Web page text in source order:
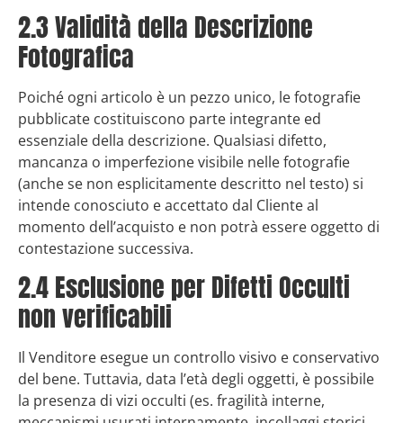
2.3 Validità della Descrizione
Fotografica
Poiché ogni articolo è un pezzo unico, le fotografie
pubblicate costituiscono parte integrante ed
essenziale della descrizione. Qualsiasi difetto,
mancanza o imperfezione visibile nelle fotografie
(anche se non esplicitamente descritto nel testo) si
intende conosciuto e accettato dal Cliente al
momento dell’acquisto e non potrà essere oggetto di
contestazione successiva.
2.4 Esclusione per Difetti Occulti
non verificabili
Il Venditore esegue un controllo visivo e conservativo
del bene. Tuttavia, data l’età degli oggetti, è possibile
la presenza di vizi occulti (es. fragilità interne,